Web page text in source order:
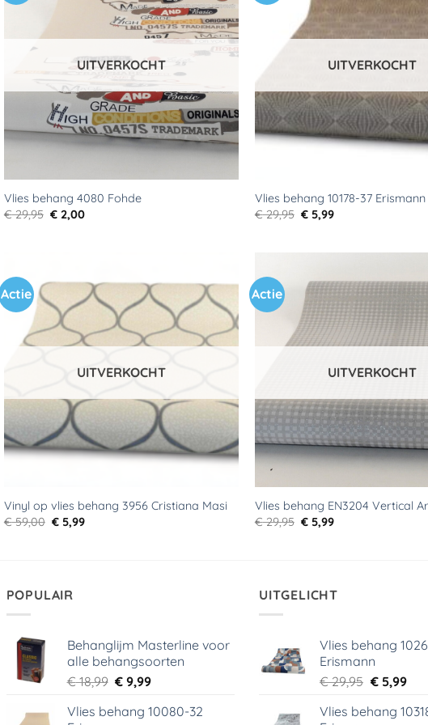
verlanglijst
UITVERKOCHT
Vlies behang 4080 Fohde
€29,95 Oorspronkelijke
prijs
€ 2,00Huidige
UITVERKOCHT
Vlies behang 10178-37 Erismann
€29,95 Oorspronkelijke
prijs
€ 5,99Huidige
Actie
Toevoegen
aan
verlanglijst
UITVERKOCHT
Vinyl op vlies behang 3956 Cristiana Masi
€59,00 Oorspronkelijke
prijs
€ 5,99Huidige
Actie
UITVERKOCHT
Vlies behang EN3204 Vertical
€29,95 Oorspronkelijke
prijs
€ 5,99Huidige
POPULAIR
Behanglijm Masterline voor
alle behangsoorten
€18,99 Oorspronkelijke
was:
€ 9,99Huidige
is:
Vlies behang 10080-32
UITGELICHT
Vlies behang
Erismann
€29,95
was:
€5,99
is:
Vlies behang